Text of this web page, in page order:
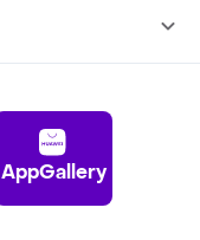
AppGallery